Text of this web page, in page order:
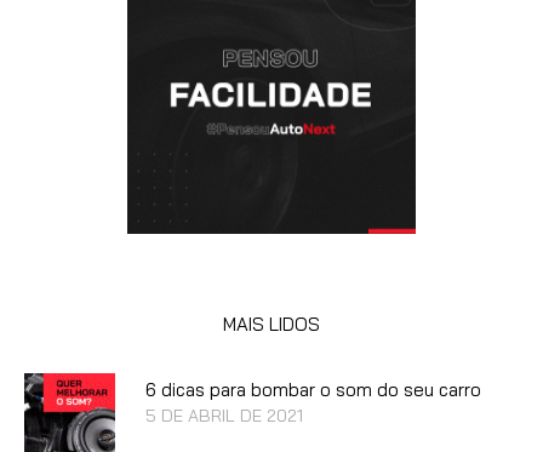
MAIS LIDOS
6 dicas para bombar o som do seu carro
5 DE ABRIL DE 2021